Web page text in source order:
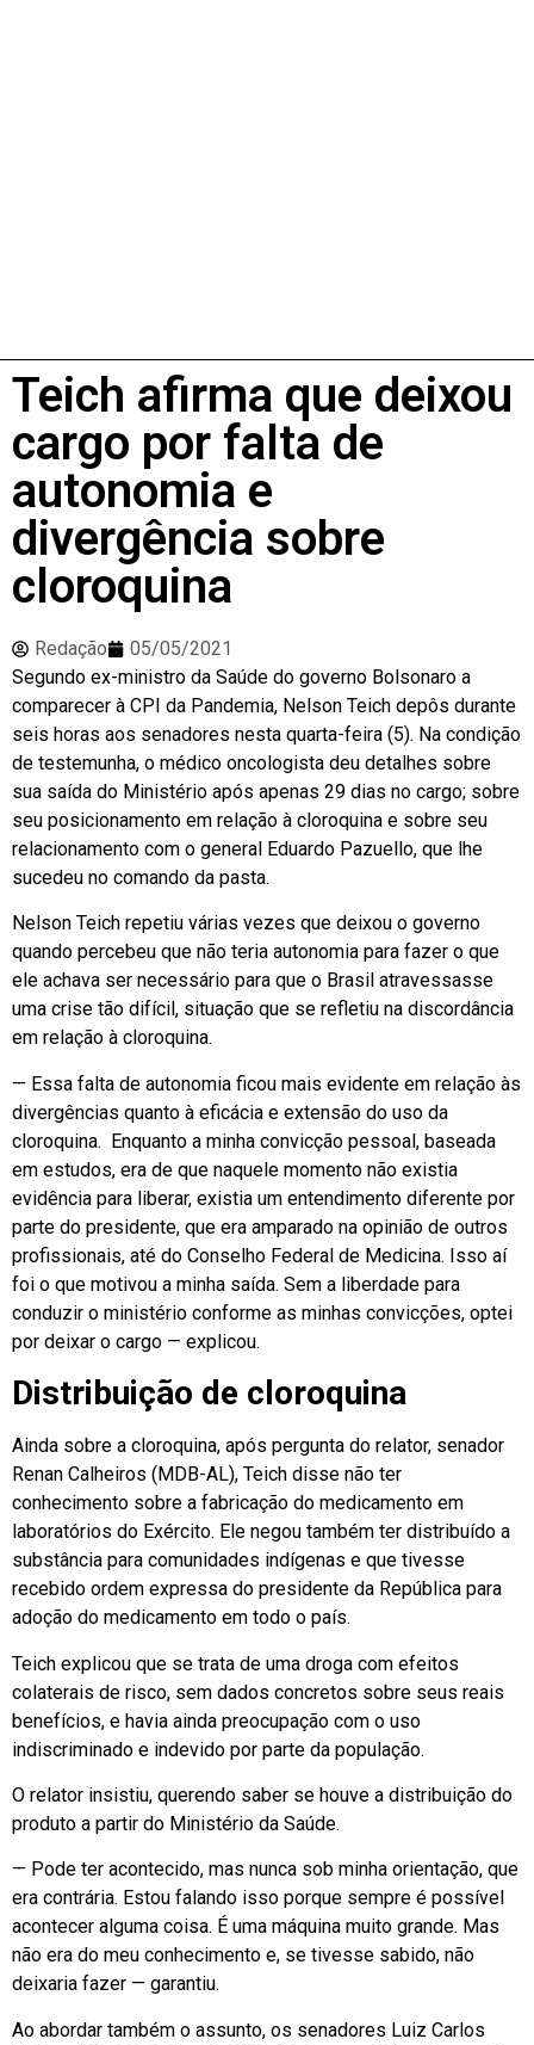
Teich afirma que deixou
cargo por falta de
autonomia e
divergência sobre
cloroquina
Redação
05/05/2021
Segundo ex-ministro da Saúde do governo Bolsonaro a
comparecer à CPI da Pandemia, Nelson Teich depôs durante
seis horas aos senadores nesta quarta-feira (5). Na condição
de testemunha, o médico oncologista deu detalhes sobre
sua saída do Ministério após apenas 29 dias no cargo; sobre
seu posicionamento em relação à cloroquina e sobre seu
relacionamento com o general Eduardo Pazuello, que lhe
sucedeu no comando da pasta.
Nelson Teich repetiu várias vezes que deixou o governo
quando percebeu que não teria autonomia para fazer o que
ele achava ser necessário para que o Brasil atravessasse
uma crise tão difícil, situação que se refletiu na discordância
em relação à cloroquina.
— Essa falta de autonomia ficou mais evidente em relação às
divergências quanto à eficácia e extensão do uso da
cloroquina. Enquanto a minha convicção pessoal, baseada
em estudos, era de que naquele momento não existia
evidência para liberar, existia um entendimento diferente por
parte do presidente, que era amparado na opinião de outros
profissionais, até do Conselho Federal de Medicina. Isso aí
foi o que motivou a minha saída. Sem a liberdade para
conduzir o ministério conforme as minhas convicções, optei
por deixar o cargo — explicou.
Distribuição de cloroquina
Ainda sobre a cloroquina, após pergunta do relator, senador
Renan Calheiros (MDB-AL), Teich disse não ter
conhecimento sobre a fabricação do medicamento em
laboratórios do Exército. Ele negou também ter distribuído a
substância para comunidades indígenas e que tivesse
recebido ordem expressa do presidente da República para
adoção do medicamento em todo o país.
Teich explicou que se trata de uma droga com efeitos
colaterais de risco, sem dados concretos sobre seus reais
benefícios, e havia ainda preocupação com o uso
indiscriminado e indevido por parte da população.
O relator insistiu, querendo saber se houve a distribuição do
produto a partir do Ministério da Saúde.
— Pode ter acontecido, mas nunca sob minha orientação, que
era contrária. Estou falando isso porque sempre é possível
acontecer alguma coisa. É uma máquina muito grande. Mas
não era do meu conhecimento e, se tivesse sabido, não
deixaria fazer — garantiu.
Ao abordar também o assunto, os senadores Luiz Carlos